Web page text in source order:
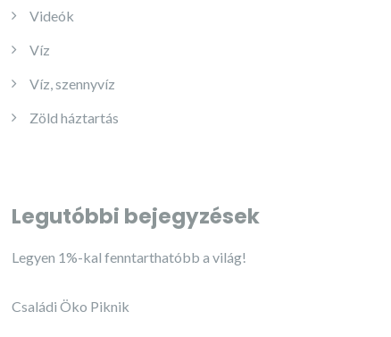
Videók
Víz
Víz, szennyvíz
Zöld háztartás
Legutóbbi bejegyzések
Legyen 1%-kal fenntarthatóbb a világ!
Családi Öko Piknik